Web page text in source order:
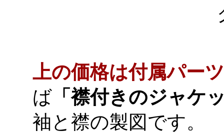
グランメ
上の価格は付属パー
ば 「襟付きのジャケ
袖と襟の製図です。